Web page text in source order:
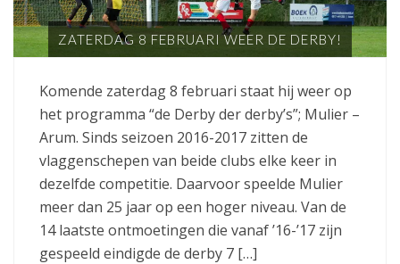
ZATERDAG 8 FEBRUARI WEER DE DERBY!
Komende zaterdag 8 februari staat hij weer op
het programma “de Derby der derby’s”; Mulier –
Arum. Sinds seizoen 2016-2017 zitten de
vlaggenschepen van beide clubs elke keer in
dezelfde competitie. Daarvoor speelde Mulier
meer dan 25 jaar op een hoger niveau. Van de
14 laatste ontmoetingen die vanaf ’16-’17 zijn
gespeeld eindigde de derby 7 […]